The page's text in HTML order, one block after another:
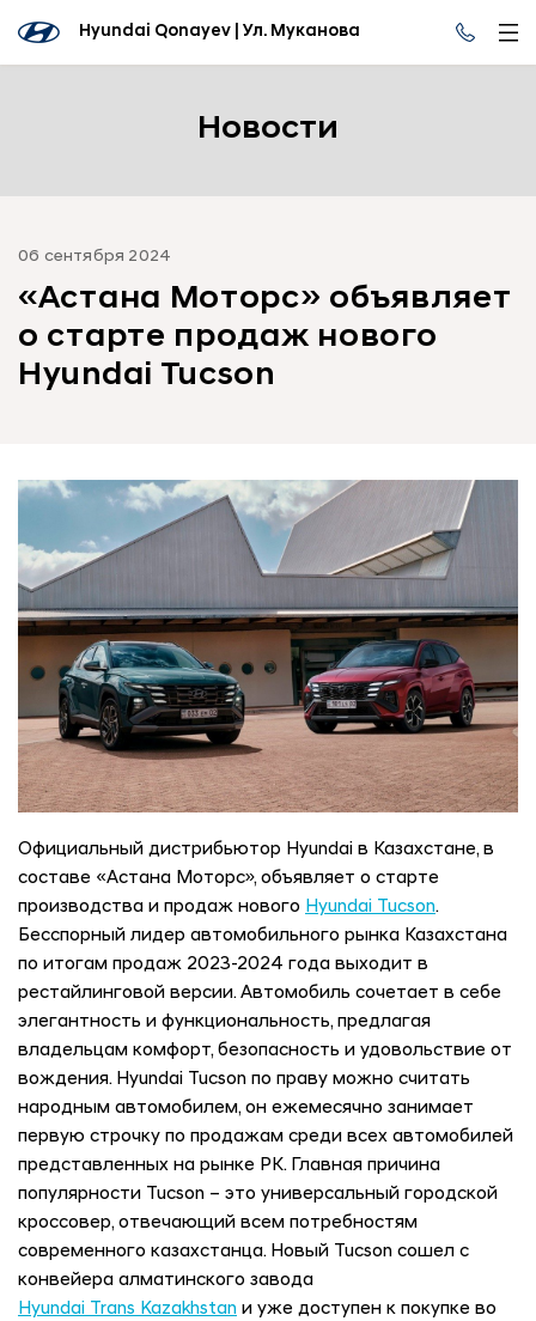
Hyundai Qonayev | Ул. Муканова
Новости
06 сентября 2024
«Астана Моторс» объявляет
о старте продаж нового
Hyundai Tucson
Официальный дистрибьютор Hyundai в Казахстане, в
составе «Астана Моторс», объявляет о старте
производства и продаж нового Hyundai Tucson.
Бесспорный лидер автомобильного рынка Казахстана
по итогам продаж 2023-2024 года выходит в
рестайлинговой версии. Автомобиль сочетает в себе
элегантность и функциональность, предлагая
владельцам комфорт, безопасность и удовольствие от
вождения. Hyundai Tucson по праву можно считать
народным автомобилем, он ежемесячно занимает
первую строчку по продажам среди всех автомобилей
представленных на рынке РК. Главная причина
популярности Tucson – это универсальный городской
кроссовер, отвечающий всем потребностям
современного казахстанца. Новый Tucson сошел с
конвейера алматинского завода
Hyundai Trans Kazakhstan и уже доступен к покупке во